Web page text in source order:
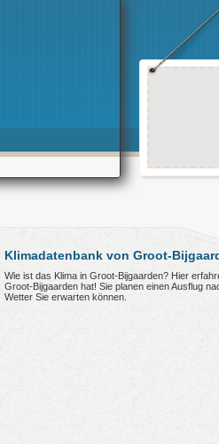
Klimadatenbank von Groot-
Wie ist das Klima in Groot-Bijgaarden? Hier
Groot-Bijgaarden hat! Sie planen einen Ausflug
Wetter Sie erwarten können.